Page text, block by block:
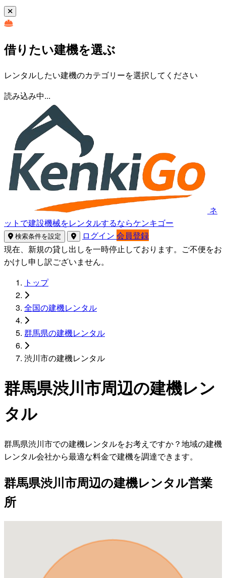
借りたい建機を選ぶ
レンタルしたい建機のカテゴリーを選択してください
読み込み中...
ネ
ットで建設機械をレンタルするならケンキゴー
検索条件を設定 ログイン 会員登録
現在、新規の貸し出しを一時停止しております。ご不便をお
かけし申し訳ございません。
トップ
全国の建機レンタル
群馬県の建機レンタル
渋川市の建機レンタル
群馬県渋川市周辺の建機レン
タル
群馬県渋川市での建機レンタルをお考えですか？地域の建機
レンタル会社から最適な料金で建機を調達できます。
群馬県渋川市周辺の建機レンタル営業
所